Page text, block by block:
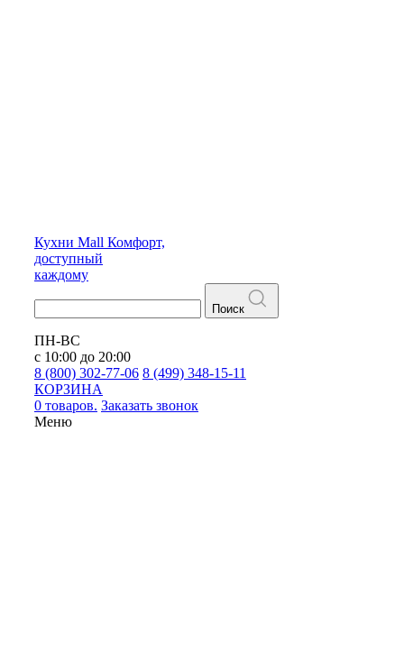
Кухни Mall Комфорт,
доступный
каждому
Поиск
ПН-ВС
с 10:00 до 20:00
8 (800) 302-77-06 8 (499) 348-15-11
КОРЗИНА
0 товаров. Заказать звонок
Меню